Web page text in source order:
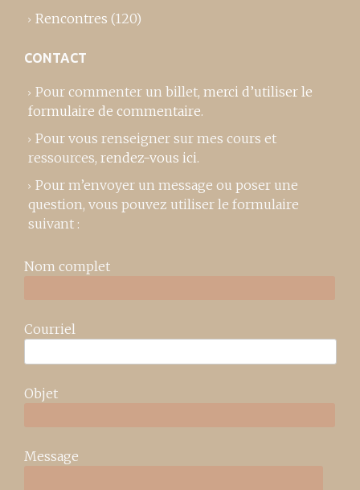
Rencontres (120)
CONTACT
Pour commenter un billet, merci d’utiliser le
formulaire de commentaire.
Pour vous renseigner sur mes cours et
ressources, rendez-vous ici.
Pour m’envoyer un message ou poser une
question, vous pouvez utiliser le formulaire
suivant :
Nom complet
Courriel
Objet
Message